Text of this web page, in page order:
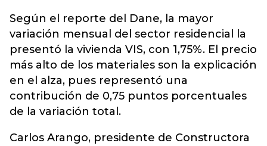
Según el reporte del Dane, la mayor
variación mensual del sector residencial la
presentó la vivienda VIS, con 1,75%. El precio
más alto de los materiales son la explicación
en el alza, pues representó una
contribución de 0,75 puntos porcentuales
de la variación total.
Carlos Arango, presidente de Constructora